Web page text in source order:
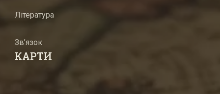
Література
Зв’язок
КАРТИ